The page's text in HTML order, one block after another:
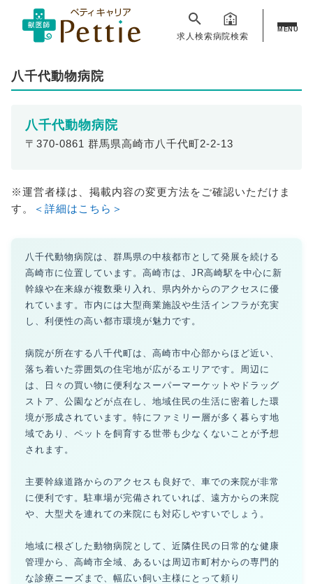
求人検索病院検索
MENU
八千代動物病院
八千代動物病院
〒370-0861 群馬県高崎市八千代町2-2-13
※運営者様は、掲載内容の変更方法をご確認いただけま
す。
＜詳細はこちら＞
八千代動物病院は、群馬県の中核都市として発展を続ける
高崎市に位置しています。高崎市は、JR高崎駅を中心に新
幹線や在来線が複数乗り入れ、県内外からのアクセスに優
れています。市内には大型商業施設や生活インフラが充実
し、利便性の高い都市環境が魅力です。
病院が所在する八千代町は、高崎市中心部からほど近い、
落ち着いた雰囲気の住宅地が広がるエリアです。周辺に
は、日々の買い物に便利なスーパーマーケットやドラッグ
ストア、公園などが点在し、地域住民の生活に密着した環
境が形成されています。特にファミリー層が多く暮らす地
域であり、ペットを飼育する世帯も少なくないことが予想
されます。
主要幹線道路からのアクセスも良好で、車での来院が非常
に便利です。駐車場が完備されていれば、遠方からの来院
や、大型犬を連れての来院にも対応しやすいでしょう。
地域に根ざした動物病院として、近隣住民の日常的な健康
管理から、高崎市全域、あるいは周辺市町村からの専門的
な診療ニーズまで、幅広い飼い主様にとって頼り